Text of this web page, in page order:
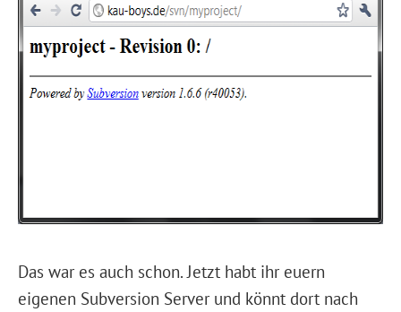
Das war es auch schon. Jetzt habt ihr euern
eigenen Subversion Server und könnt dort nach